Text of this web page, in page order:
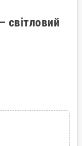
світловий